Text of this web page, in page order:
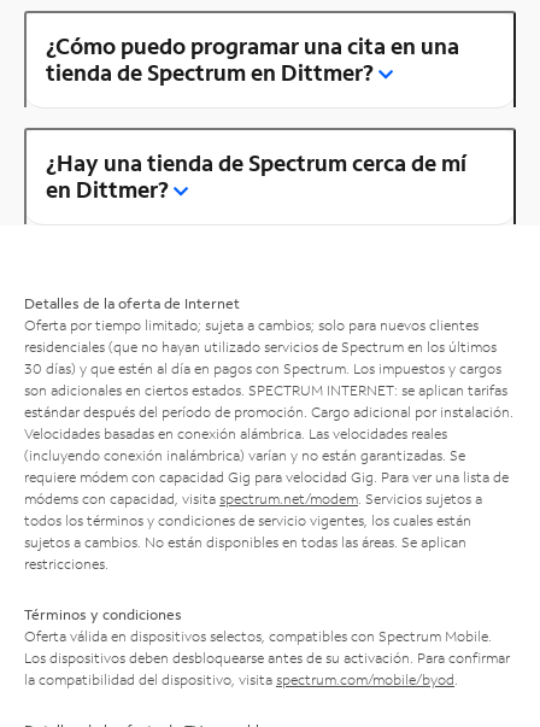
¿Cómo puedo programar una cita en una
tienda de Spectrum en Dittmer?
¿Hay una tienda de Spectrum cerca de mí
en Dittmer?
Detalles de la oferta de Internet
Oferta por tiempo limitado; sujeta a cambios; solo para nuevos clientes
residenciales (que no hayan utilizado servicios de Spectrum en los últimos
30 días) y que estén al día en pagos con Spectrum. Los impuestos y cargos
son adicionales en ciertos estados. SPECTRUM INTERNET: se aplican tarifas
estándar después del período de promoción. Cargo adicional por instalación.
Velocidades basadas en conexión alámbrica. Las velocidades reales
(incluyendo conexión inalámbrica) varían y no están garantizadas. Se
requiere módem con capacidad Gig para velocidad Gig. Para ver una lista de
módems con capacidad, visita spectrum.net/modem . Servicios sujetos a
todos los términos y condiciones de servicio vigentes, los cuales están
sujetos a cambios. No están disponibles en todas las áreas. Se aplican
restricciones.
Términos y condiciones
Oferta válida en dispositivos selectos, compatibles con Spectrum Mobile.
Los dispositivos deben desbloquearse antes de su activación. Para confirmar
la compatibilidad del dispositivo, visita spectrum.com/mobile/byod